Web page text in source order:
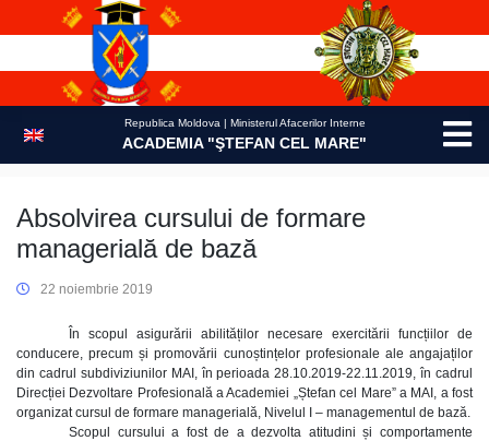
Republica Moldova | Ministerul Afacerilor Interne
ACADEMIA "ŞTEFAN CEL MARE"
Absolvirea cursului de formare
managerială de bază
22 noiembrie 2019
În scopul asigurării abilităților necesare exercitării funcțiilor de
conducere, precum și promovării cunoștințelor profesionale ale angajaților
din cadrul subdiviziunilor MAI, în perioada 28.10.2019-22.11.2019, în cadrul
Direcției Dezvoltare Profesională a Academiei „Ștefan cel Mare” a MAI, a fost
organizat cursul de formare managerială, Nivelul I – managementul de bază.
Scopul cursului a fost de a dezvolta atitudini și comportamente